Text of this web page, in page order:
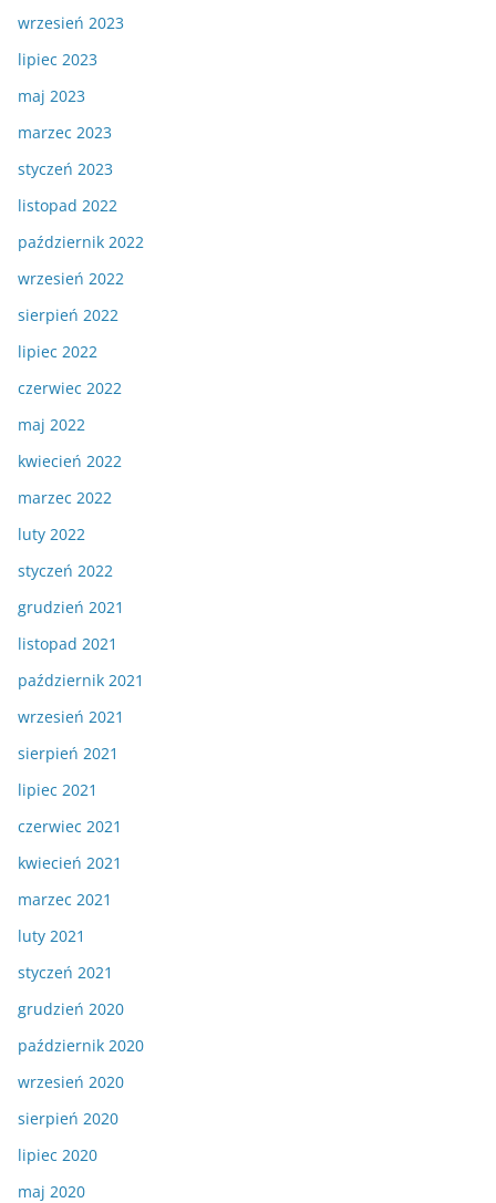
wrzesień 2023
lipiec 2023
maj 2023
marzec 2023
styczeń 2023
listopad 2022
październik 2022
wrzesień 2022
sierpień 2022
lipiec 2022
czerwiec 2022
maj 2022
kwiecień 2022
marzec 2022
luty 2022
styczeń 2022
grudzień 2021
listopad 2021
październik 2021
wrzesień 2021
sierpień 2021
lipiec 2021
czerwiec 2021
kwiecień 2021
marzec 2021
luty 2021
styczeń 2021
grudzień 2020
październik 2020
wrzesień 2020
sierpień 2020
lipiec 2020
maj 2020